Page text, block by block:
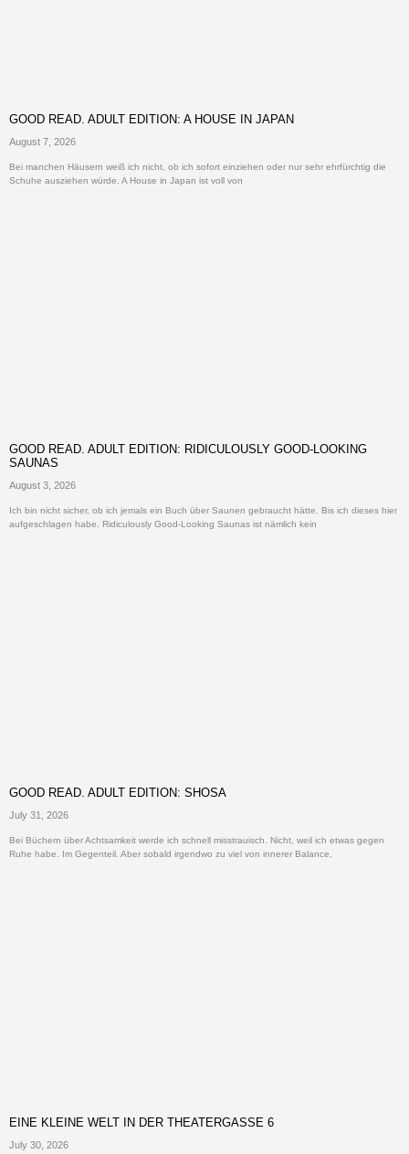
GOOD READ. ADULT EDITION: A HOUSE IN JAPAN
August 7, 2026
Bei manchen Häusern weiß ich nicht, ob ich sofort einziehen oder nur sehr ehrfürchtig die
Schuhe ausziehen würde. A House in Japan ist voll von
GOOD READ. ADULT EDITION: RIDICULOUSLY GOOD-LOOKING
SAUNAS
August 3, 2026
Ich bin nicht sicher, ob ich jemals ein Buch über Saunen gebraucht hätte. Bis ich dieses hier
aufgeschlagen habe. Ridiculously Good-Looking Saunas ist nämlich kein
GOOD READ. ADULT EDITION: SHOSA
July 31, 2026
Bei Büchern über Achtsamkeit werde ich schnell misstrauisch. Nicht, weil ich etwas gegen
Ruhe habe. Im Gegenteil. Aber sobald irgendwo zu viel von innerer Balance,
EINE KLEINE WELT IN DER THEATERGASSE 6
July 30, 2026